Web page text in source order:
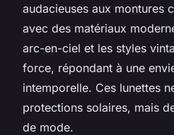
audacieuses aux montures
avec des matériaux
arc-en-ciel et les styles
force, répondant à une
intemporelle. Ces lunettes
protections solaires, mais
de mode.